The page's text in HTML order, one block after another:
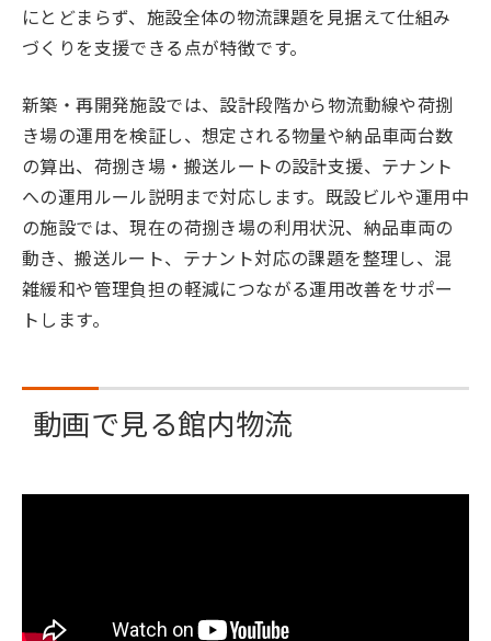
にとどまらず、施設全体の物流課題を見据えて仕組み
づくりを支援できる点が特徴です。
新築・再開発施設では、設計段階から物流動線や荷捌
き場の運用を検証し、想定される物量や納品車両台数
の算出、荷捌き場・搬送ルートの設計支援、テナント
への運用ルール説明まで対応します。既設ビルや運用中
の施設では、現在の荷捌き場の利用状況、納品車両の
動き、搬送ルート、テナント対応の課題を整理し、混
雑緩和や管理負担の軽減につながる運用改善をサポー
トします。
動画で見る館内物流